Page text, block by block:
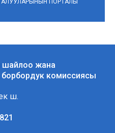
ПОРТАЛЫ
шайлоо жана
борбордук комиссиясы
ш.